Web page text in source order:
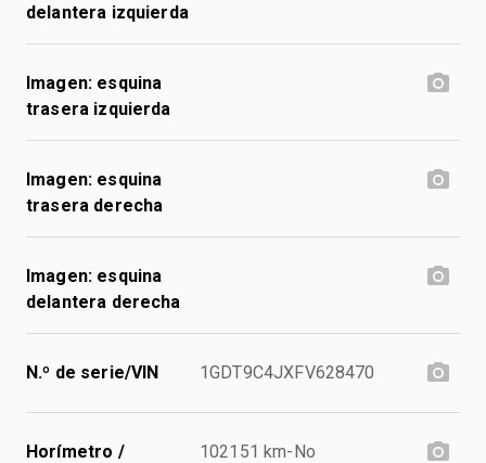
delantera izquierda
Imagen: esquina
trasera izquierda
Imagen: esquina
trasera derecha
Imagen: esquina
delantera derecha
N.º de serie/VIN 1GDT9C4JXFV628470
Horímetro /
102151 km-No